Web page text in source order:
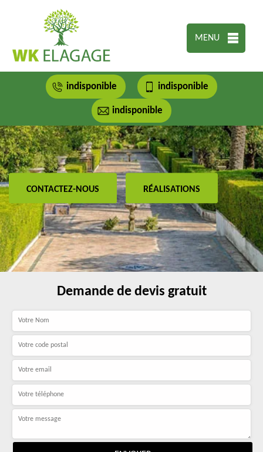
MENU
indisponible indisponible
indisponible
CONTACTEZ-NOUS RÉALISATIONS
Demande de devis gratuit